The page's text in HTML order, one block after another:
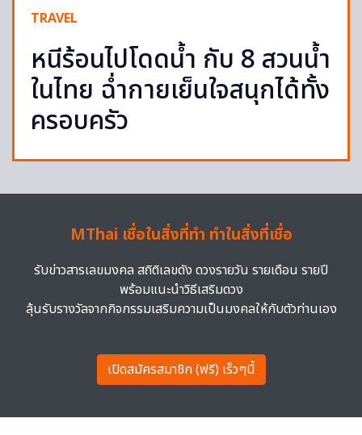
TRAVEL
หนีร้อนไปโดดน้ำ กับ 8 สวนน้ำ
ในไทย ฉ่ำกายเย็นใจสนุกได้ทั้ง
ครอบครัว
MThai เชื่อในสิ่งที่ทำ ทำในสิ่งที่เชื่อ
รับข่าวสารเลขมงคล สถิติเลขดัง ดวงรายวัน รายเดือน รายปี
พร้อมแนะนำวิธีเสริมดวง
ลุ้นรับรางวัลจากกิจกรรมเสริมความเป็นมงคลให้กับตัวท่านเอง
เปิดสมัครสมาชิก (ฟรี) เร็วๆนี้